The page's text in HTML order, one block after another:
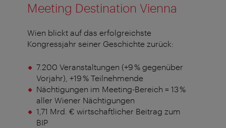
Meeting Destination Vienna
Wien blickt auf das erfolgreichste
Kongressjahr seiner Geschichte zurück:
7.200 Veranstaltungen (+9 % gegenüber
Vorjahr), +19 % Teilnehmende
Nächtigungen im Meeting-Bereich = 13 %
aller Wiener Nächtigungen
1,71 Mrd. € wirtschaftlicher Beitrag zum
BIP